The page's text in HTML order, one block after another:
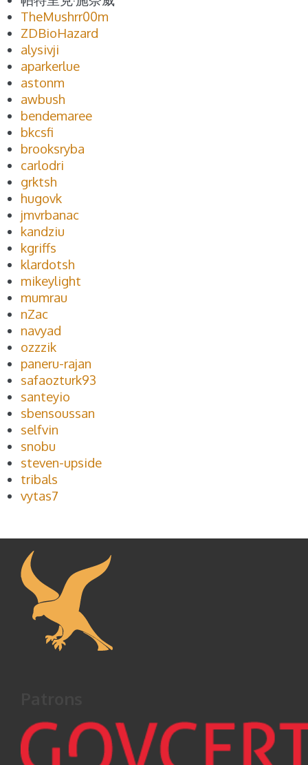
TheMushrr00m
ZDBioHazard
alysivji
aparkerlue
astonm
awbush
bendemaree
bkcsfi
brooksryba
carlodri
grktsh
hugovk
jmvrbanac
kandziu
kgriffs
klardotsh
mikeylight
mumrau
nZac
navyad
ozzzik
paneru-rajan
safaozturk93
santeyio
sbensoussan
selfvin
snobu
steven-upside
tribals
vytas7